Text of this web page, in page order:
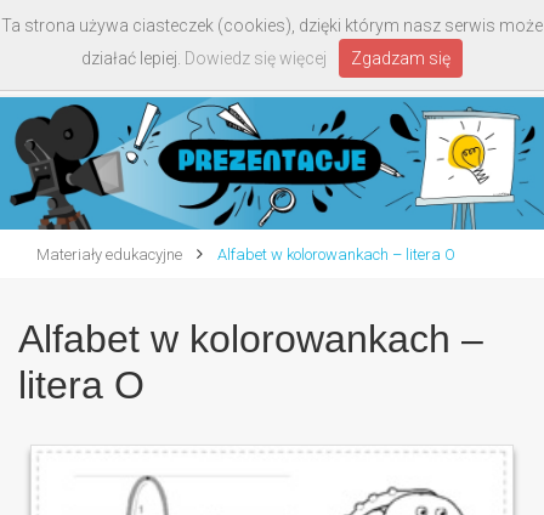
Materiały edukacyjne Alfabet w kolorowankach – litera O
Alfabet w kolorowankach –
litera O
Ta strona używa ciasteczek (cookies), dzięki którym nasz serwis może
działać lepiej. Dowiedz się więcej Zgadzam się